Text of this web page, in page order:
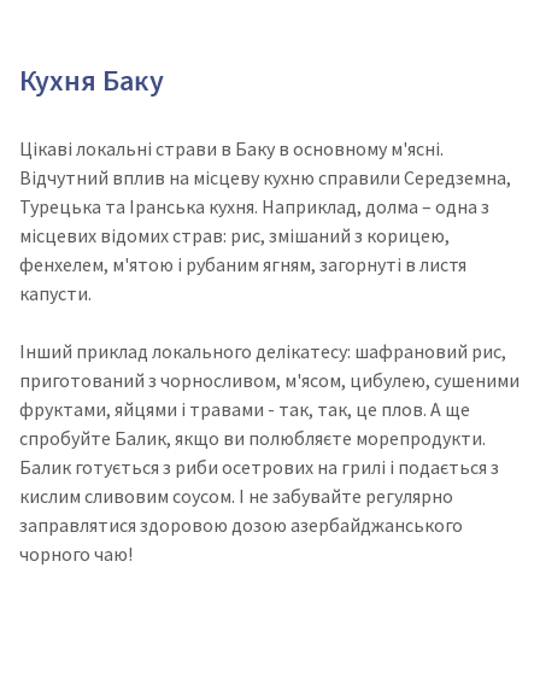
Кухня Баку
Цікаві локальні страви в Баку в основному м'ясні.
Відчутний вплив на місцеву кухню справили Середземна,
Турецька та Іранська кухня. Наприклад, долма – одна з
місцевих відомих страв: рис, змішаний з корицею,
фенхелем, м'ятою і рубаним ягням, загорнуті в листя
капусти.
Інший приклад локального делікатесу: шафрановий рис,
приготований з чорносливом, м'ясом, цибулею, сушеними
фруктами, яйцями і травами - так, так, це плов. А ще
спробуйте Балик, якщо ви полюбляєте морепродукти.
Балик готується з риби осетрових на грилі і подається з
кислим сливовим соусом. І не забувайте регулярно
заправлятися здоровою дозою азербайджанського
чорного чаю!